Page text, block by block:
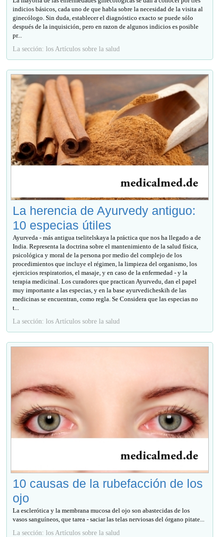
indicios básicos, cada uno de que habla sobre la necesidad de la visita al
ginecólogo. Sin duda, establecer el diagnóstico exacto se puede sólo
después de la inquisición, pero en razon de algunos indicios es posible
pr...
La sección: los Artículos sobre la salud
La herencia de Ayurvedy antiguo:
10 especias útiles
Ayurveda - más antigua tselitelskaya la práctica que nos ha llegado a de
India. Representa la doctrina sobre el mantenimiento de la salud física,
psicológica y moral de la persona por medio del complejo de los
procedimientos que incluye el régimen, la limpieza del organismo, los
ejercicios respiratorios, el masaje, y en caso de la enfermedad - y la
terapia medicinal. Los curadores que practican Ayurvedu, dan el papel
muy importante a las especias, y en la base ayurvedicheskih de las
medicinas se encuentran, como regla. Se Considera que las especias no
t...
La sección: los Artículos sobre la salud
10 causas de la rubefacción de los
ojo
La esclerótica y la membrana mucosa del ojo son abastecidas de los
vasos sanguíneos, que tarea - saciar las telas nerviosas del órgano pitate...
La sección: los Artículos sobre la salud